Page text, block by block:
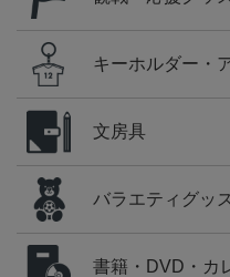
キーホルダー・
文房具
バラエティグッ
書籍・DVD・カ